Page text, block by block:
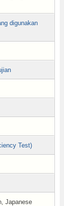
digunakan
Test)
Japanese